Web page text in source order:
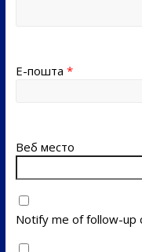
Е-пошта *
Веб место
Notify me of follow-up